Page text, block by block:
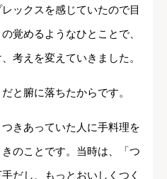
ックスを感じていたので目
覚めるようなひとことで、
考えを変えていきました。
と腑に落ちたからです。
きあっていた人に手料理を
のことです。当時は、「つ
だし、もっとおいしくつく